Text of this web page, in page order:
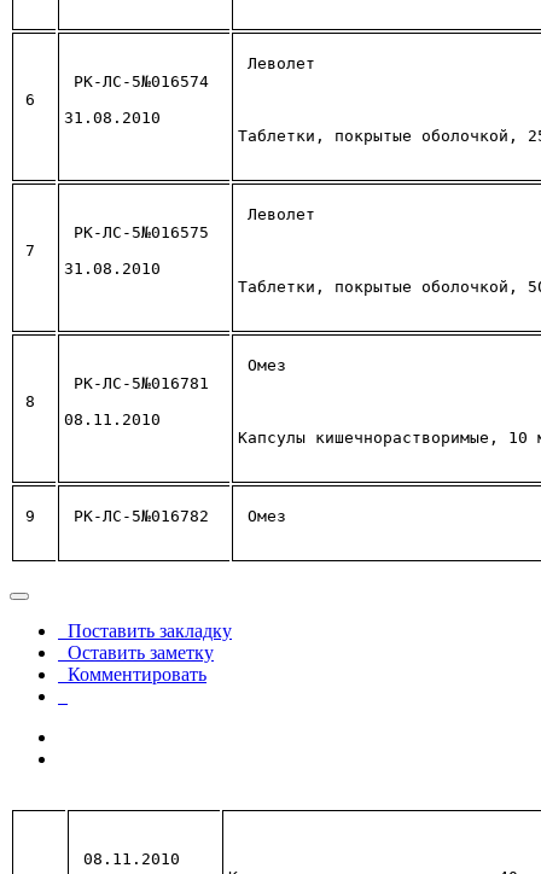
6
РК-ЛС-5№016574
31.08.2010
Леволет
Таблетки, покрытые
7
РК-ЛС-5№016575
31.08.2010
Леволет
Таблетки, покрытые оболочкой,
8
РК-ЛС-5№016781
08.11.2010
Омез
Капсулы кишечнорастворимые,
9 РК-ЛС-5№016782 Омез
Поставить закладку
Оставить заметку
Комментировать
08.11.2010